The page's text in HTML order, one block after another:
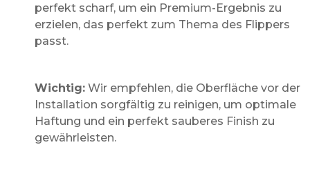
perfekt scharf, um ein Premium-Ergebnis zu
erzielen, das perfekt zum Thema des Flippers
passt.
Wichtig: Wir empfehlen, die Oberfläche vor der
Installation sorgfältig zu reinigen, um optimale
Haftung und ein perfekt sauberes Finish zu
gewährleisten.